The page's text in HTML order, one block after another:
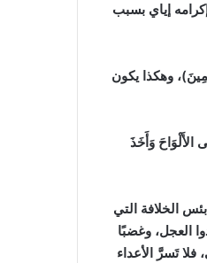
إياي بسبب
وهكذا يكون
وَأَخَذَ
الخلافة التي
العجل، وغضبًا
تَسرَّ الأعداء